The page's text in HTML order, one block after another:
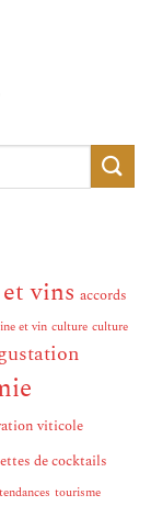
vins accords
et vin culture culture
viticole
de cocktails
tendances tourisme